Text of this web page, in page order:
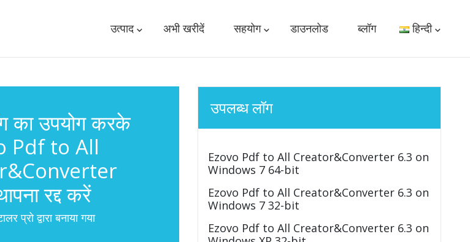
उत्पाद अभी खरीदें सहयोग डाउनलोड ब्लॉग हिन्दी
का उपयोग करके
Pdf to All
रद्द करें
प्रो द्वारा बनाया गया
उपलब्ध लॉग
Ezovo Pdf to All Creator&Converter 6.3 on
Windows 7 64-bit
Ezovo Pdf to All Creator&Converter 6.3 on
Windows 7 32-bit
Ezovo Pdf to All Creator&Converter 6.3 on